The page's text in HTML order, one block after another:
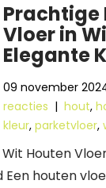
Prachtige
Vloer in
Elegante
09 november
reacties |hout,
kleur,parketvloer,
Houten
Een houten